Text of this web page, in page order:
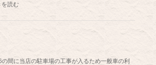
を読む
間に当店の駐車場の工事が入るため一般車の利